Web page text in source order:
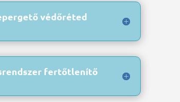
védőréted
fertőtlenítő